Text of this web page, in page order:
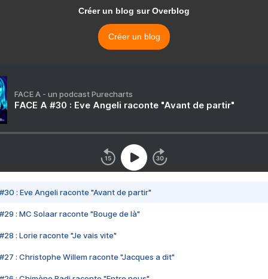
Créer un blog sur Overblog
Créer un blog
FACE A - un podcast Purecharts
FACE A #30 : Eve Angeli raconte "Avant de partir"
#30 : Eve Angeli raconte "Avant de partir"
#29 : MC Solaar raconte "Bouge de là"
#28 : Lorie raconte "Je vais vite"
#27 : Christophe Willem raconte "Jacques a dit"